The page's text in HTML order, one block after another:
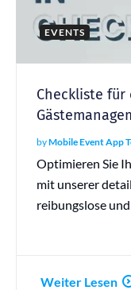
EVENTS
Checkliste
byMobile Event App
Optimieren Sie
mit unserer
reibungslose
Weiter Lesen